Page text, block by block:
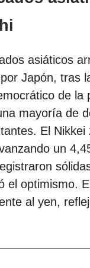
asiáticos
Japón, tras
de la
mayoría de
El
un
el optimismo.
al yen,